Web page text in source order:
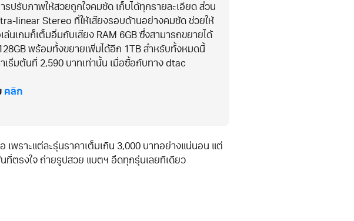
รปรับภาพให้สวยถูกใจคมชัด เก็บได้ทุกรายละเอียด ส่วน
linear Stereo ที่ให้เสียงรอบด้านอย่างคมชัด ช่วยให้
นเกมก็เต็มอิ่มกับเสียง RAM 6GB ซึ่งสามารถขยายได้
พร้อมทั้งขยายเพิ่มได้อีก 1TB สำหรับทั้งหมดนี้
เริ่มต้นที่ 2,590 บาทเท่านั้น เมื่อซื้อกับทาง dtac
คลิก
เพราะแต่ละรุ่นราคาเต็มเกิน 3,000 บาทอย่างแน่นอน แต่
นที่ตรงใจ ถ่ายรูปสวย แบตฯ อึดทุกรุ่นเลยทีเดียว